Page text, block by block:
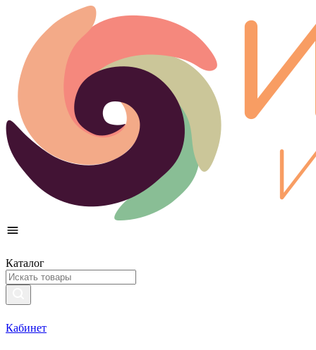
Каталог
Кабинет